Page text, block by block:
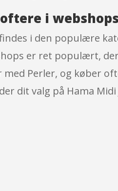
i webshops
i den populære
er ret populært,
med Perler, og køber
dit valg på Hama